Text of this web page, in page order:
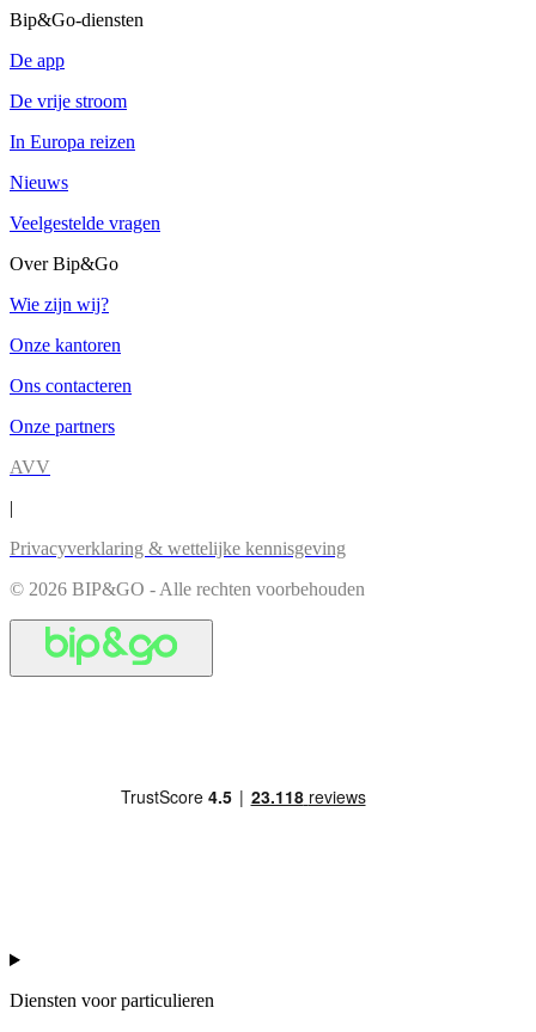
Bip&Go-diensten
De app
De vrije stroom
In Europa reizen
Nieuws
Veelgestelde vragen
Over Bip&Go
Wie zijn wij?
Onze kantoren
Ons contacteren
Onze partners
AVV
|
Privacyverklaring & wettelijke kennisgeving
© 2026 BIP&GO - Alle rechten voorbehouden
Diensten voor particulieren